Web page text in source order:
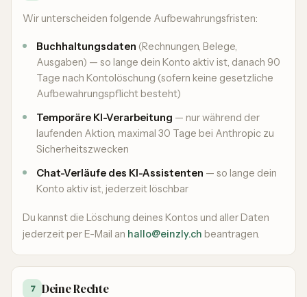
Wir unterscheiden folgende Aufbewahrungsfristen:
Buchhaltungsdaten (Rechnungen, Belege,
Ausgaben) — so lange dein Konto aktiv ist, danach 90
Tage nach Kontolöschung (sofern keine gesetzliche
Aufbewahrungspflicht besteht)
Temporäre KI-Verarbeitung — nur während der
laufenden Aktion, maximal 30 Tage bei Anthropic zu
Sicherheitszwecken
Chat-Verläufe des KI-Assistenten — so lange dein
Konto aktiv ist, jederzeit löschbar
Du kannst die Löschung deines Kontos und aller Daten
jederzeit per E-Mail an hallo@einzly.ch beantragen.
7 Deine Rechte